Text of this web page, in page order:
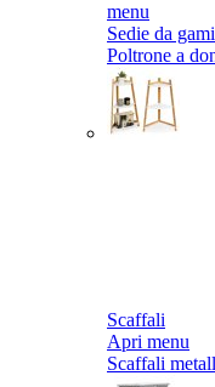
menu
Sedie da
Poltrone a
Scaffali
Apri menu
Scaffali